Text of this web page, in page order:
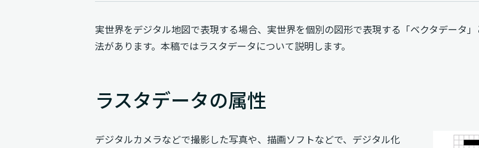
実世界をデジタル地図で表現する場合、実世界を個別の図形で表現する「ベクタデータ
法があります。本稿ではラスタデータについて説明します。
ラスタデータの属性
デジタルカメラなどで撮影した写真や、描画ソフトなどで、デジタル化